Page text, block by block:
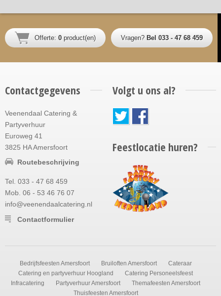
Offerte: 0 product(en) Vragen? Bel 033 - 47 68 459
Contactgegevens
Veenendaal Catering &
Partyverhuur
Euroweg 41
3825 HA Amersfoort
Routebeschrijving
Tel. 033 - 47 68 459
Mob. 06 - 53 46 76 07
info@veenendaalcatering.nl
Contactformulier
Volgt u ons al?
Feestlocatie huren?
Bedrijfsfeesten Amersfoort Bruiloften Amersfoort
Cateraar
Catering en partyverhuur Hoogland
Catering Personeelsfeest
Infracatering
Partyverhuur Amersfoort
Themafeesten Amersfoort
Thuisfeesten Amersfoort